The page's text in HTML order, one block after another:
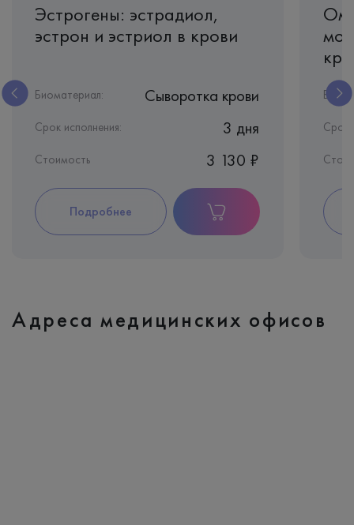
Эстрогены: эстрадиол,
эстрон и эстриол в крови
Биоматериал: Сыворотка крови
Срок исполнения: 3 дня
Стоимость 3 130 ₽
Подробнее
Срок
Адреса медицинских офисов